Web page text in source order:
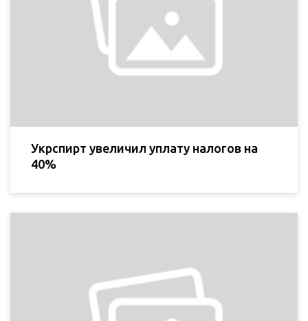
Укрспирт увеличил уплату налогов на
40%